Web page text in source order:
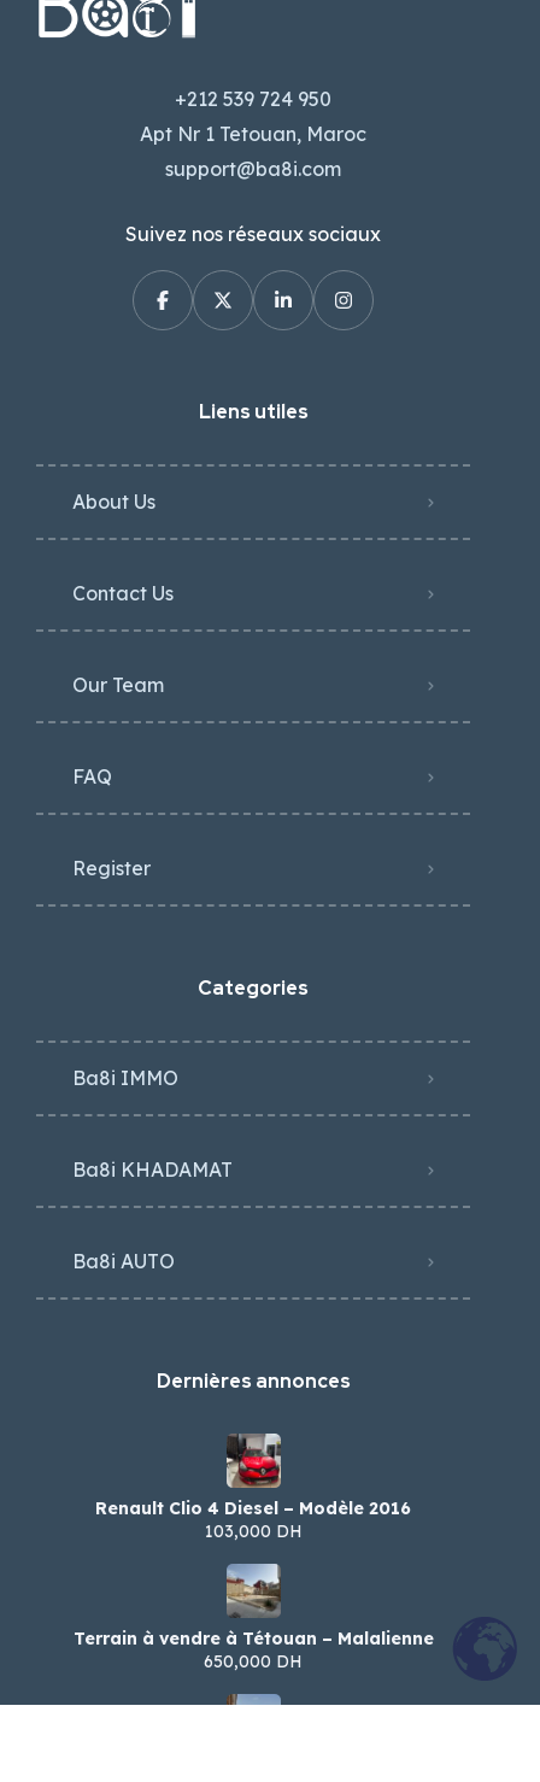
+212 539 724 950
Apt Nr 1 Tetouan, Maroc
support@ba8i.com
Suivez nos réseaux sociaux
Liens utiles
About Us
Contact Us
Our Team
FAQ
Register
Categories
Ba8i IMMO
Ba8i KHADAMAT
Ba8i AUTO
Dernières annonces
Renault Clio 4 Diesel – Modèle 2016
103,000 DH
Terrain à vendre à Tétouan – Malalienne
650,000 DH